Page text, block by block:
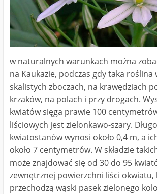
w naturalnych warunkach można
na Kaukazie, podczas gdy taka roślina
skalistych zboczach, na krawędziach
krzaków, na polach i przy drogach.
kwiatów sięga prawie 100
liściowych jest zielonkawo-szary.
kwiatostanów wynosi około 0,4 m, a
około 7 centymetrów. W składzie
może znajdować się od 30 do 95
zewnętrznej powierzchni liści okwiatu,
przechodzą wąski pasek zielonego